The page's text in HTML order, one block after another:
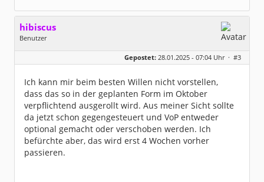
hibiscus
Benutzer
Geschlecht:
keine Angabe
Homepage:
willuhn.de/
Dabei seit:
03 / 2005
Gepostet: 28.01.2025 - 07:04 Uhr · #3
Ich kann mir beim besten Willen nicht vorstellen,
dass das so in der geplanten Form im Oktober
verpflichtend ausgerollt wird. Aus meiner Sicht sollte
da jetzt schon gegengesteuert und VoP entweder
optional gemacht oder verschoben werden. Ich
befürchte aber, das wird erst 4 Wochen vorher
passieren.